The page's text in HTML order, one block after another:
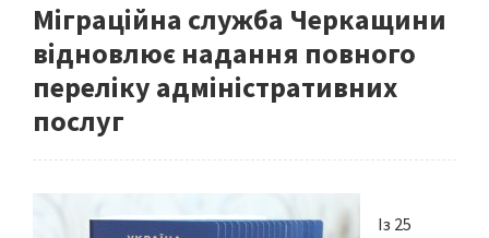
Міграційна служба Черкащини
відновлює надання повного
переліку адміністративних
послуг
Із 25